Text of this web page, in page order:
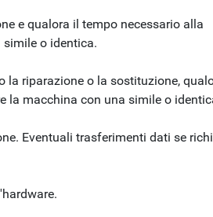
e qualora il tempo necessario alla
o identica.
la riparazione o la sostituzione,
la macchina con una simile o
Eventuali trasferimenti dati se